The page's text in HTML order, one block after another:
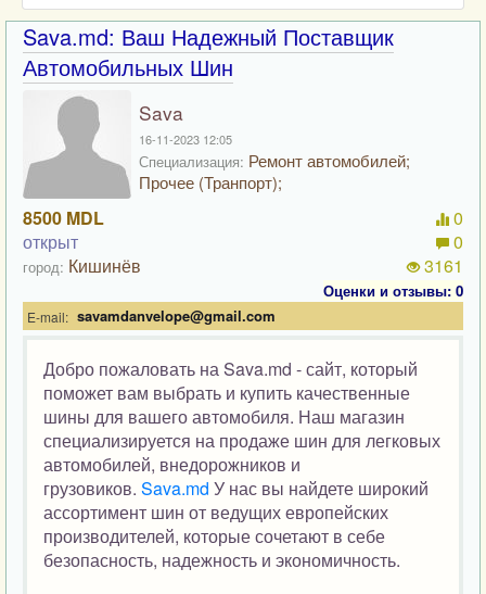
Sava.md: Ваш Надежный Поставщик
Автомобильных Шин
Sava
16-11-2023 12:05
Специализация: Ремонт автомобилей;
Прочее (Транпорт);
8500 MDL
открыт
город: Кишинёв
0
0
3161
Оценки и отзывы: 0
E-mail: savamdanvelope@gmail.com
Добро пожаловать на Sava.md - сайт, который
поможет вам выбрать и купить качественные
шины для вашего автомобиля. Наш магазин
специализируется на продаже шин для легковых
автомобилей, внедорожников и
грузовиков. Sava.md У нас вы найдете широкий
ассортимент шин от ведущих европейских
производителей, которые сочетают в себе
безопасность, надежность и экономичность.